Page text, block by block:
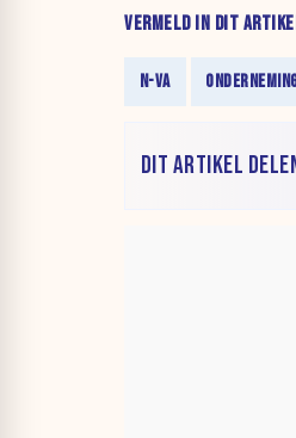
VERMELD IN DIT
N-VA
DIT ARTIKEL